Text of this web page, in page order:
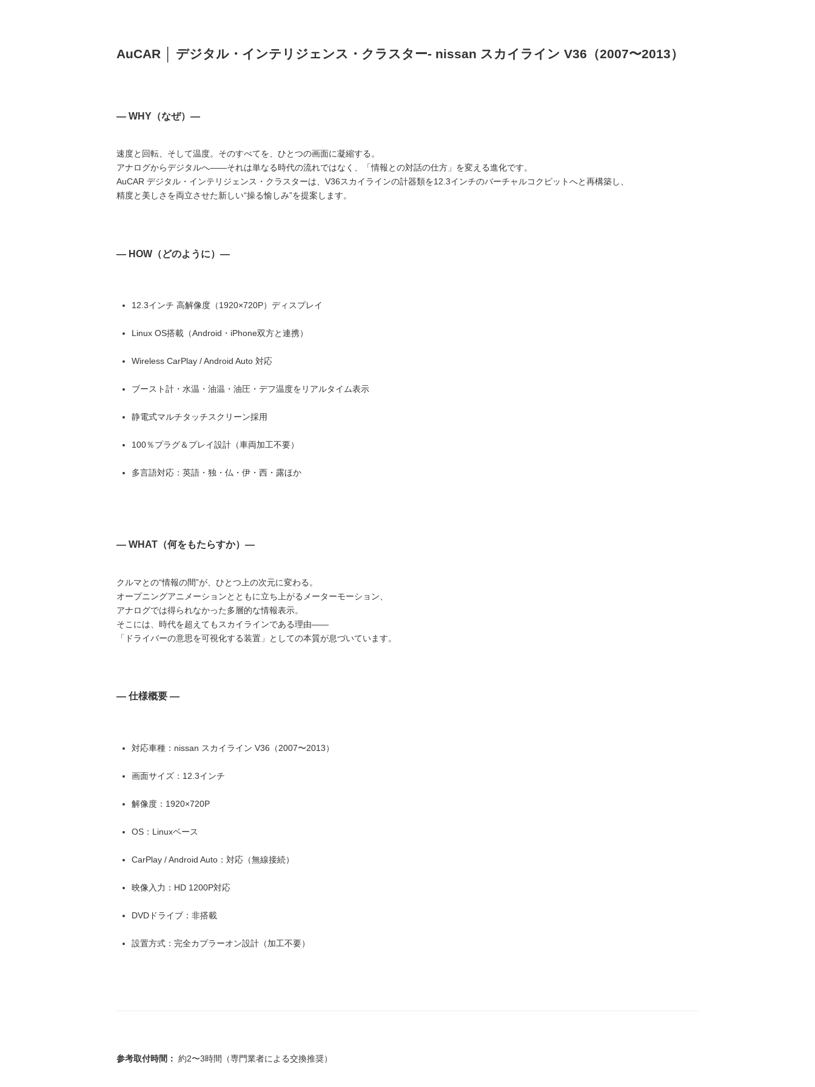
AuCAR │ デジタル・インテリジェンス・クラスター- nissan スカイライン V36（2007〜2013）
― WHY（なぜ）―
速度と回転、そして温度。そのすべてを、ひとつの画面に凝縮する。
アナログからデジタルへ——それは単なる時代の流れではなく、「情報との対話の仕方」を変える進化です。
AuCAR デジタル・インテリジェンス・クラスターは、V36スカイラインの計器類を12.3インチのバーチャルコクピットへと再構築し、
精度と美しさを両立させた新しい“操る愉しみ”を提案します。
― HOW（どのように）―
12.3インチ 高解像度（1920×720P）ディスプレイ
Linux OS搭載（Android・iPhone双方と連携）
Wireless CarPlay / Android Auto 対応
ブースト計・水温・油温・油圧・デフ温度をリアルタイム表示
静電式マルチタッチスクリーン採用
100％プラグ＆プレイ設計（車両加工不要）
多言語対応：英語・独・仏・伊・西・露ほか
― WHAT（何をもたらすか）―
クルマとの“情報の間”が、ひとつ上の次元に変わる。
オープニングアニメーションとともに立ち上がるメーターモーション、
アナログでは得られなかった多層的な情報表示。
そこには、時代を超えてもスカイラインである理由——
「ドライバーの意思を可視化する装置」としての本質が息づいています。
― 仕様概要 ―
対応車種：nissan スカイライン V36（2007〜2013）
画面サイズ：12.3インチ
解像度：1920×720P
OS：Linuxベース
CarPlay / Android Auto：対応（無線接続）
映像入力：HD 1200P対応
DVDドライブ：非搭載
設置方式：完全カプラーオン設計（加工不要）
参考取付時間： 約2〜3時間（専門業者による交換推奨）